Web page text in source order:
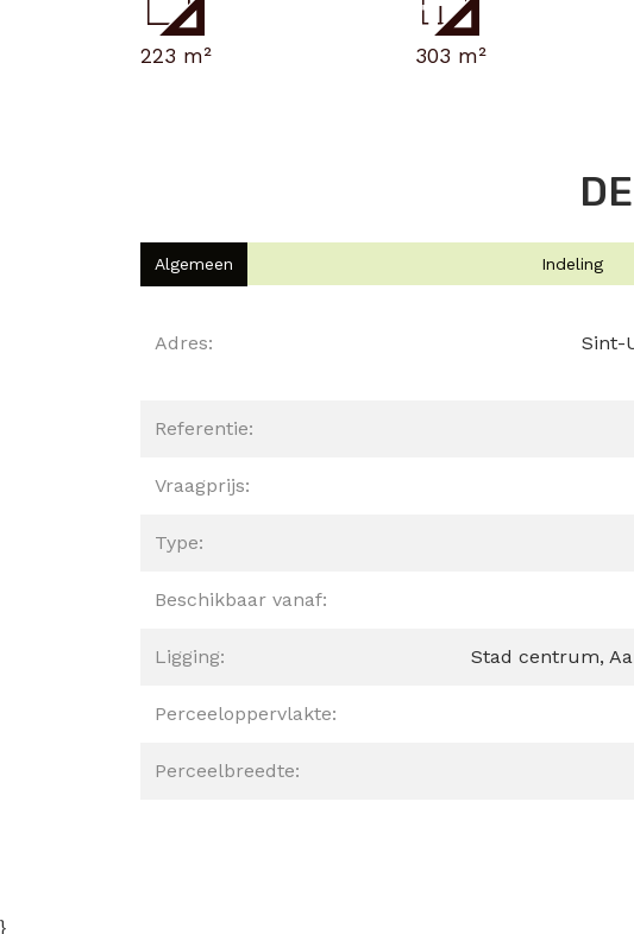
223 m² 303 m²
Algemeen Indeling
Algemeen
Adres:
Sint-
Referentie:
Vraagprijs:
Type:
Beschikbaar vanaf:
Ligging: Stad centrum,
Perceeloppervlakte:
Perceelbreedte:
}